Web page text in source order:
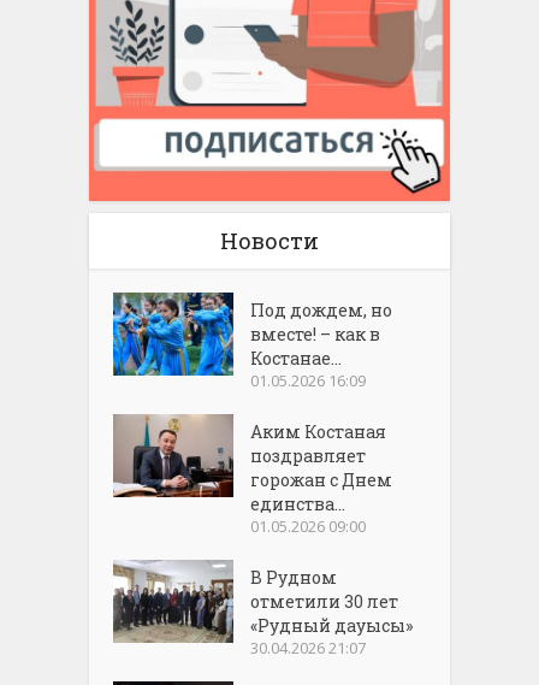
Новости
Под дождем, но
вместе! – как в
Костанае...
01.05.2026 16:09
Аким Костаная
поздравляет
горожан с Днем
единства...
01.05.2026 09:00
В Рудном
отметили 30 лет
«Рудный дауысы»
30.04.2026 21:07